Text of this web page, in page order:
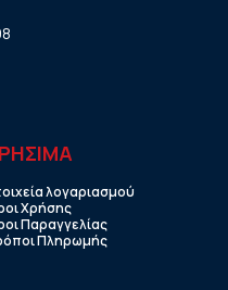
λογαριασμού
Χρήσης
Παραγγελίας
Πληρωμής